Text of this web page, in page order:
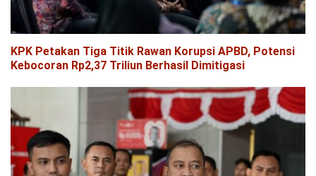
KPK Petakan Tiga Titik Rawan Korupsi APBD, Potensi
Kebocoran Rp2,37 Triliun Berhasil Dimitigasi